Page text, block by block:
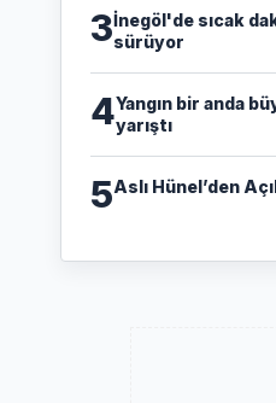
3İnegöl'de sıcak
sürüyor
4Yangın bir anda
yarıştı
5Aslı Hünel’den